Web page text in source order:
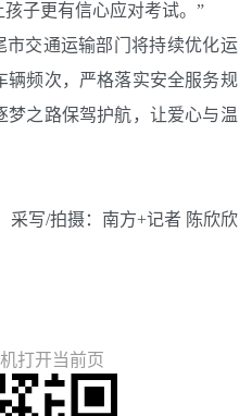
子更有信心应对考试。”
交通运输部门将持续优化运
辆频次，严格落实安全服务规
梦之路保驾护航，让爱心与温
采写/拍摄：南方+记者 陈欣欣
打开当前页